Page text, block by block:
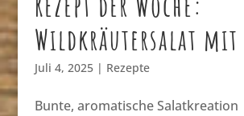
Wildkräutersalat mit
Juli 4, 2025| Rezepte
Bunte, aromatische Salatkreation